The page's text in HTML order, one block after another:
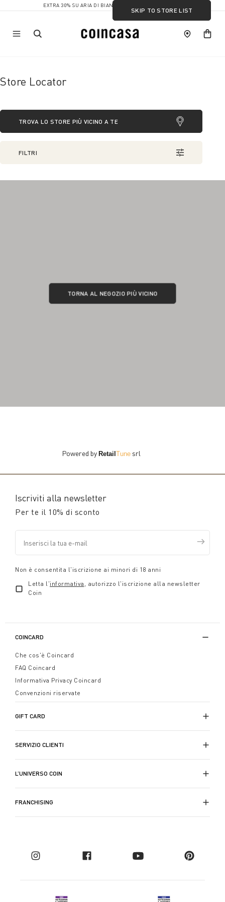
EXTRA 30% SU ARIA DI BIANCO
Store Locator
TROVA LO STORE PIÙ VICINO A TE
FILTRI
SKIP TO STORE LIST
TORNA AL NEGOZIO PIÙ VICINO
Powered byRetailTune srl
Iscriviti alla newsletter
Per te il 10% di sconto
Non è consentita l'iscrizione ai minori di 18 anni
Letta l'informativa , autorizzo l'iscrizione alla newsletter
Coin
COINCARD
Che cos'è Coincard
FAQ Coincard
Informativa Privacy Coincard
Convenzioni riservate
GIFT CARD
SERVIZIO CLIENTI
L’UNIVERSO COIN
FRANCHISING